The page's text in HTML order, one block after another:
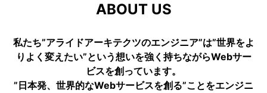
ABOUT US
私たち”アライドアーキテクツのエンジニア”は”世界をよ
りよく変えたい”という想いを強く持ちながらWebサー
ビスを創っています。
”日本発、世界的なWebサービスを創る”ことをエンジニ